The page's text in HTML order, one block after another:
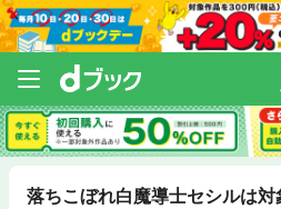
落ちこぼれ白魔導士セシルは